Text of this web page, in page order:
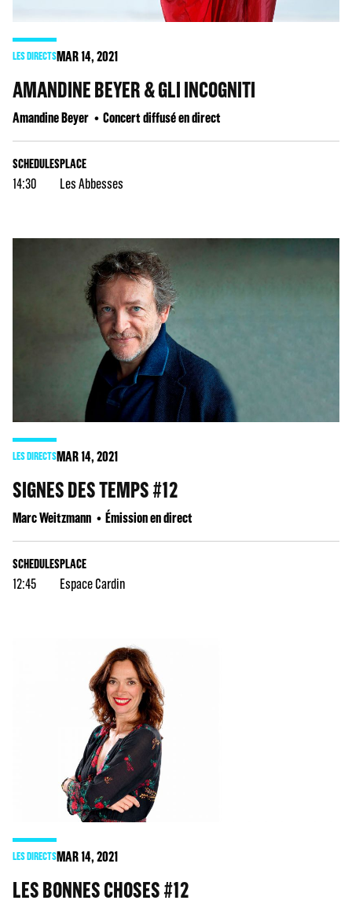
LES DIRECTSMAR14, 2021
AMANDINE BEYER & GLI INCOGNITI
Amandine Beyer Concert diffusé en direct
SCHEDULES
14:30
PLACE
Les Abbesses
LES DIRECTSMAR14, 2021
SIGNES DES TEMPS #12
Marc Weitzmann Émission en direct
SCHEDULES
12:45
PLACE
Espace Cardin
LES DIRECTSMAR14, 2021
LES BONNES CHOSES #12